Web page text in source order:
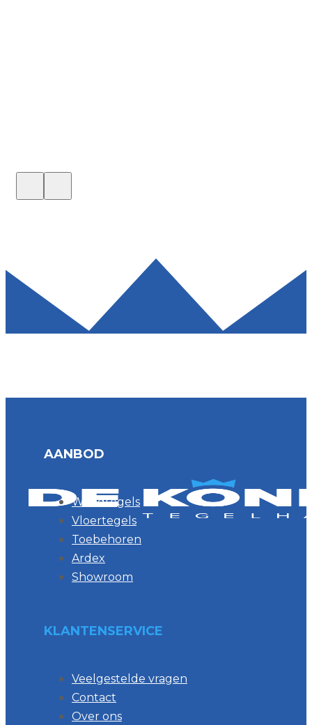
AANBOD
Wandtegels
Vloertegels
Toebehoren
Ardex
Showroom
KLANTENSERVICE
Veelgestelde vragen
Contact
Over ons